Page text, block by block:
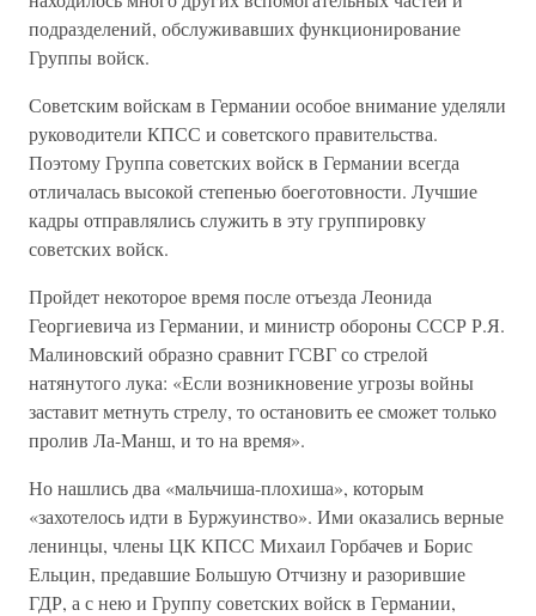
подразделений, обслуживавших функционирование
Группы войск.
Советским войскам в Германии особое внимание уделяли
руководители КПСС и советского правительства.
Поэтому Группа советских войск в Германии всегда
отличалась высокой степенью боеготовности. Лучшие
кадры отправлялись служить в эту группировку
советских войск.
Пройдет некоторое время после отъезда Леонида
Георгиевича из Германии, и министр обороны СССР Р.Я.
Малиновский образно сравнит ГСВГ со стрелой
натянутого лука: «Если возникновение угрозы войны
заставит метнуть стрелу, то остановить ее сможет только
пролив Ла-Манш, и то на время».
Но нашлись два «мальчиша-плохиша», которым
«захотелось идти в Буржуинство». Ими оказались верные
ленинцы, члены ЦК КПСС Михаил Горбачев и Борис
Ельцин, предавшие Большую Отчизну и разорившие
ГДР, а с нею и Группу советских войск в Германии,